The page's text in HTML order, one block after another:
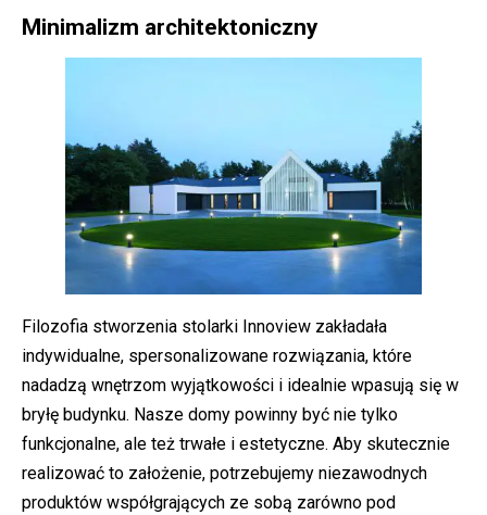
Minimalizm architektoniczny
Filozofia stworzenia stolarki Innoview zakładała
indywidualne, spersonalizowane rozwiązania, które
nadadzą wnętrzom wyjątkowości i idealnie wpasują się w
bryłę budynku. Nasze domy powinny być nie tylko
funkcjonalne, ale też trwałe i estetyczne. Aby skutecznie
realizować to założenie, potrzebujemy niezawodnych
produktów współgrających ze sobą zarówno pod